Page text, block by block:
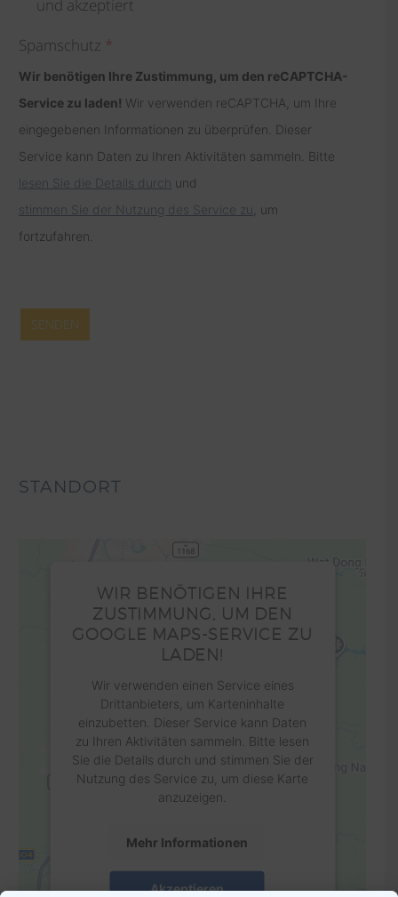
und akzeptiert
Spamschutz *
Wir benötigen Ihre Zustimmung, um den reCAPTCHA-
Service zu laden! Wir verwenden reCAPTCHA, um Ihre
eingegebenen Informationen zu überprüfen. Dieser
Service kann Daten zu Ihren Aktivitäten sammeln. Bitte
lesen Sie die Details durch und
stimmen Sie der Nutzung des Service zu , um
fortzufahren.
STANDORT
WIR BENÖTIGEN IHRE
ZUSTIMMUNG, UM DEN
GOOGLE MAPS-SERVICE ZU
LADEN!
Wir verwenden einen Service eines
Drittanbieters, um Karteninhalte
einzubetten. Dieser Service kann Daten
zu Ihren Aktivitäten sammeln. Bitte lesen
Sie die Details durch und stimmen Sie der
Nutzung des Service zu, um diese Karte
anzuzeigen.
Mehr Informationen
Akzeptieren